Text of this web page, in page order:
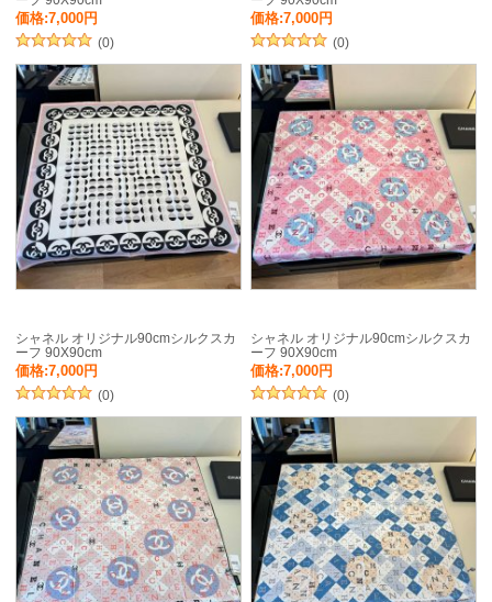
価格:7,000円
(0)
価格:7,000円
(0)
シャネル オリジナル90cmシルクスカ
ーフ 90X90cm
価格:7,000円
(0)
シャネル オリジナル90cmシルクスカ
ーフ 90X90cm
価格:7,000円
(0)